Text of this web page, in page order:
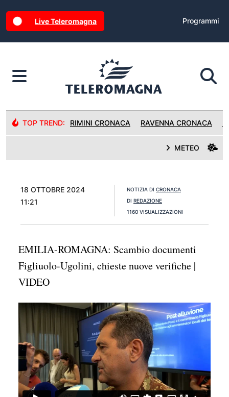
Live Teleromagna Programmi
TOP TREND: RIMINI CRONACA RAVENNA CRONACA
METEO
18 OTTOBRE 2024
11:21
NOTIZIA DI CRONACA
DI REDAZIONE
1160 VISUALIZZAZIONI
EMILIA-ROMAGNA: Scambio documenti
Figliuolo-Ugolini, chieste nuove verifiche |
VIDEO